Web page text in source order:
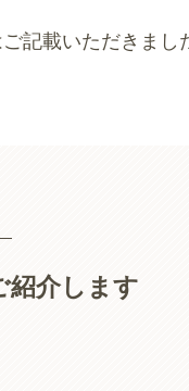
記載いただきま
紹介します